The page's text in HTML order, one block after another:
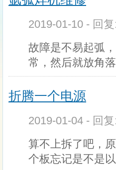
2019-01-10 - 回
故障是不易起弧
常，然后就放角
折腾一个电源
2019-01-04 - 回
算不上拆了吧，
个板忘记是不是